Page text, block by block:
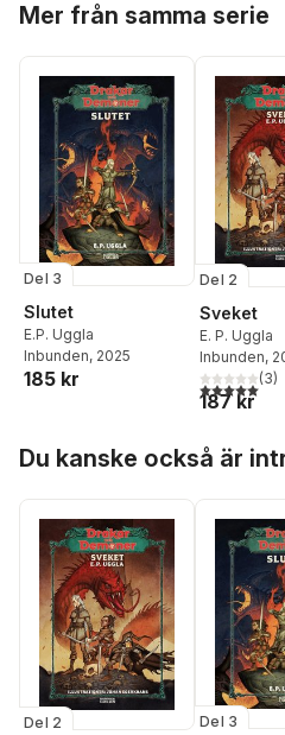
Mer från samma serie
Del 3
Slutet
E.P. Uggla
Inbunden, 2025
185 kr
Del 2
Sveket
E. P. Uggla
Inbunden,
5,0utav 5(3)
187 kr
Du kanske också är
Del 2 Del 3